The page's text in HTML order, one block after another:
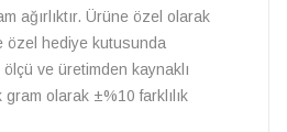
ağırlıktır. Ürüne özel olarak
özel hediye kutusunda
ve üretimden kaynaklı
gram olarak ±%10 farklılık